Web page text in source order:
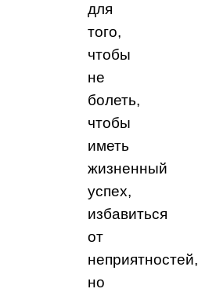
для
того,
чтобы
не
болеть,
чтобы
иметь
жизненный
успех,
избавиться
от
неприятностей,
но